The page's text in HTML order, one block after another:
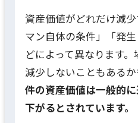
資産価値がどれだけ減
マン自体の条件」「発
どによって異なります
減少しないこともあるか
件の資産価値は一般的
下がるとされています。